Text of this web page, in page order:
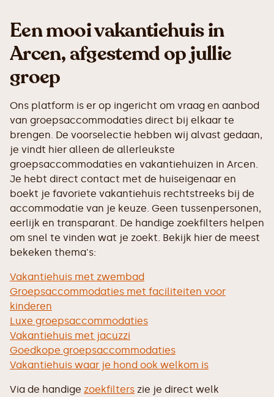
Een mooi vakantiehuis in
Arcen, afgestemd op jullie
groep
Ons platform is er op ingericht om vraag en aanbod
van groepsaccommodaties direct bij elkaar te
brengen. De voorselectie hebben wij alvast gedaan,
je vindt hier alleen de allerleukste
groepsaccommodaties en vakantiehuizen in Arcen.
Je hebt direct contact met de huiseigenaar en
boekt je favoriete vakantiehuis rechtstreeks bij de
accommodatie van je keuze. Geen tussenpersonen,
eerlijk en transparant. De handige zoekfilters helpen
om snel te vinden wat je zoekt. Bekijk hier de meest
bekeken thema's:
Vakantiehuis met zwembad
Groepsaccommodaties met faciliteiten voor
kinderen
Luxe groepsaccommodaties
Vakantiehuis met jacuzzi
Goedkope groepsaccommodaties
Vakantiehuis waar je hond ook welkom is
Via de handige zoekfilters zie je direct welk